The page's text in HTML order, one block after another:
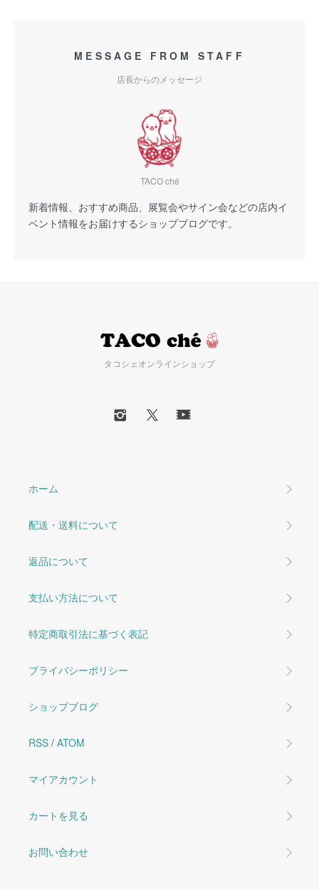
MESSAGE FROM STAFF
店長からのメッセージ
TACO ché
新着情報、おすすめ商品、展覧会やサイン会などの店内イ
ベント情報をお届けするショップブログです。
タコシェオンラインショップ
ホーム
配送・送料について
返品について
支払い方法について
特定商取引法に基づく表記
プライバシーポリシー
ショップブログ
RSS / ATOM
マイアカウント
カートを見る
お問い合わせ